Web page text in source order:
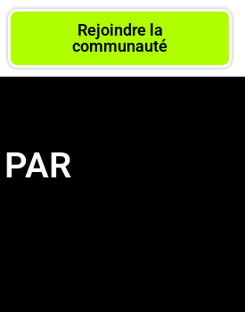
Rejoindre la
communauté